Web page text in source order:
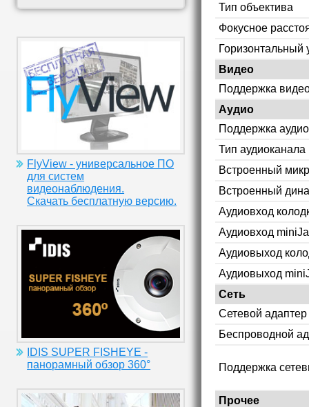
FlyView - универсальное ПО
для систем
видеонаблюдения.
Скачать бесплатную версию.
IDIS SUPER FISHEYE -
панорамный обзор 360°
Тип объектива
Фокусное
Горизонтальный
Видео
Поддержка
Аудио
Поддержка аудио
Тип аудиоканала
Встроенный
Встроенный
Аудиовход
Аудиовход
Аудиовыход
Аудиовыход
Сеть
Сетевой адаптер
Беспроводной
Поддержка
Прочее